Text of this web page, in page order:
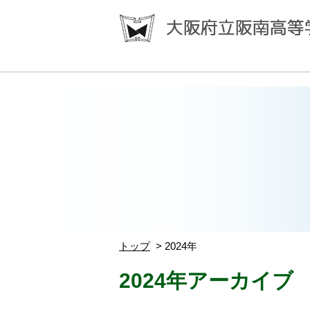
トップ 2024年
2024年アーカイブ